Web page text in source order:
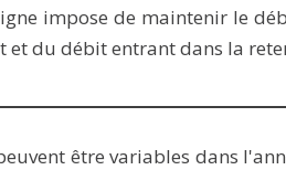
impose de maintenir le
du débit entrant dans la
être variables dans